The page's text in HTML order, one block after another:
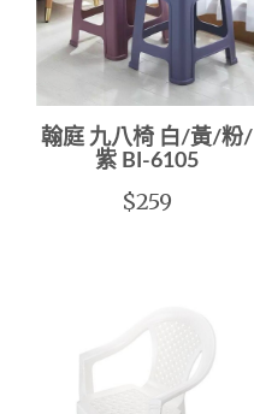
翰庭 九八椅 白/黃/粉/
紫 BI-6105
$259